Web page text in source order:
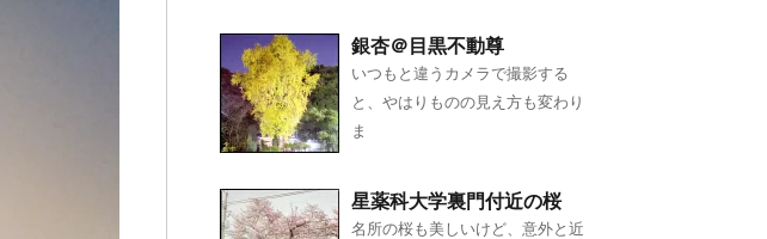
銀杏＠目黒不動尊
いつもと違うカメラで撮影する
と、やはりものの見え方も変わり
ま
星薬科大学裏門付近の桜
名所の桜も美しいけど、意外と近